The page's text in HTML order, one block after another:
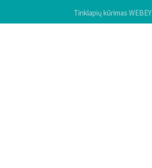
Tinklapių kūrimas WEBEY